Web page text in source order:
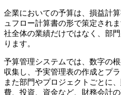
企業においての予算は、損益計
ュフロー計算書の形で策定され
社全体の業績だけではなく、部
ります。
予算管理システムでは、数字の
収集し、予実管理表の作成とプ
また部門やプロジェクトごとに
費、投資、資金など、財務会計